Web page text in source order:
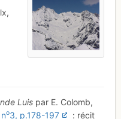
Luis par E. Colomb,
o3, p.178-197
: récit